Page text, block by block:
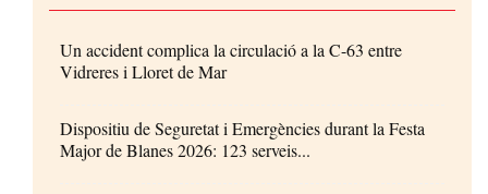
Un accident complica la circulació a la C-63 entre
Vidreres i Lloret de Mar
Dispositiu de Seguretat i Emergències durant la Festa
Major de Blanes 2026: 123 serveis...